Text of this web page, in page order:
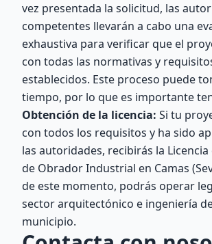
vez presentada la solicitud, las
competentes llevarán a cabo una
exhaustiva para verificar que el
con todas las normativas y
establecidos. Este proceso puede
tiempo, por lo que es importante
Obtención de la licencia: Si tu
con todos los requisitos y ha sido
las autoridades, recibirás la Licencia
de Obrador Industrial en Camas
de este momento, podrás operar
sector arquitectónico e ingeniería
municipio.